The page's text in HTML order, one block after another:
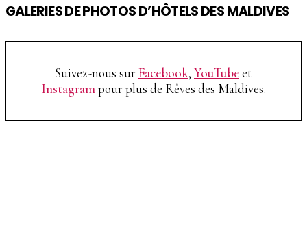
GALERIES DE PHOTOS D’HÔTELS DES MALDIVES
Suivez-nous surFacebook, YouTubeet
Instagrampour plus de Rêves des Maldives.